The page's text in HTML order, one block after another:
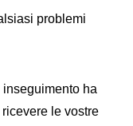
problemi
ha
le vostre